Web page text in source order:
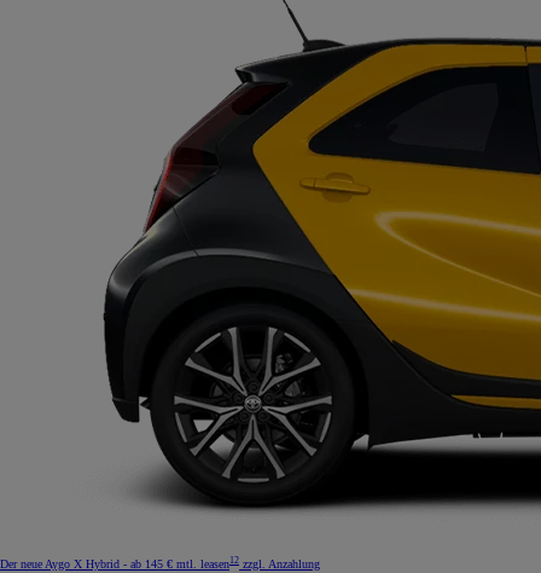
Der neue Aygo X Hybrid - ab 145 € mtl. leasen12 zzgl. Anzahlung